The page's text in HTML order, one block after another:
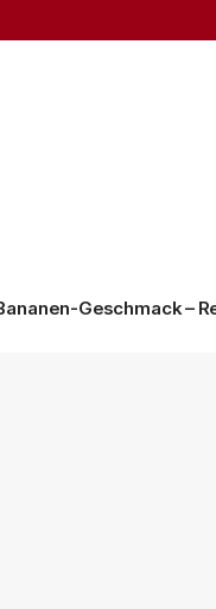
Geschmack –